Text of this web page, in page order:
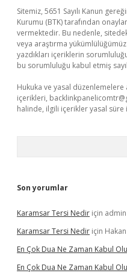
Sitemiz, 5651 Sayılı Kanun
Kurumu (BTK) tarafından
vermektedir. Bu nedenle,
veya araştırma
yazdıkları içeriklerin
bu sorumluluğu kabul etmiş
Hukuka ve yasal düzenlemelere
içerikleri,
halinde, ilgili içerikler yasal süre
Son yorumlar
Karamsar Tersi Nedir için admin
Karamsar Tersi Nedir için Hakan
En Çok Dua Ne Zaman Kabul
En Çok Dua Ne Zaman Kabul